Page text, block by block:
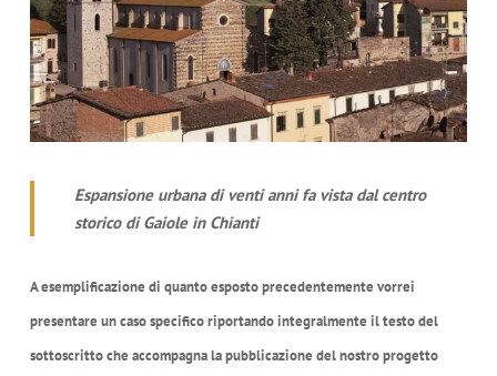
Espansione urbana di venti anni fa vista dal centro
storico di Gaiole in Chianti
A esemplificazione di quanto esposto precedentemente vorrei
presentare un caso specifico riportando integralmente il testo del
sottoscritto che accompagna la pubblicazione del nostro progetto